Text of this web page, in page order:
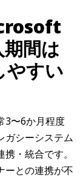
間は
やすい
3〜6か月程度
ガシーシステム
・統合です。
ーとの連携が不